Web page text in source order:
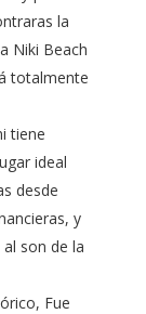
la
Niki Beach
totalmente
tiene
ideal
desde
y
son de la
Fue